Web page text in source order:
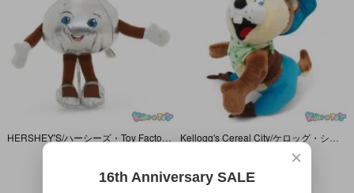
HERSHEY'S/ハーシーズ・Toy Factory/トイファクトリー・Plush/ぬいぐるみ「Kisses Chocolate/キスチョコレート・Girl/ガール」22cm2014年プリントハゲ有
3,850円(税込)×
16th Anniversary SALE